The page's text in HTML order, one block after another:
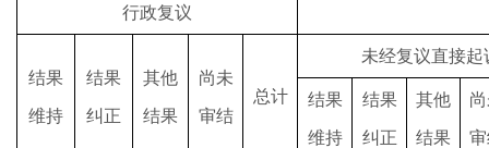
行政复议
结果
维持
结果
纠正
其他
结果
尚未
审结
总计
未经复议直接起
结果
维持
结果
纠正
其他
结果